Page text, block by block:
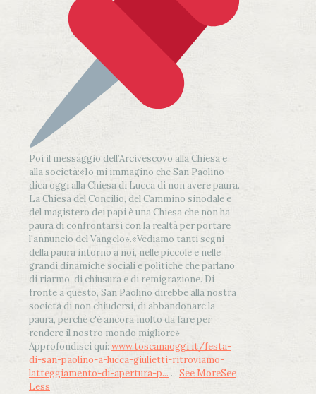
Poi il messaggio dell’Arcivescovo alla Chiesa e
alla società:«Io mi immagino che San Paolino
dica oggi alla Chiesa di Lucca di non avere paura.
La Chiesa del Concilio, del Cammino sinodale e
del magistero dei papi è una Chiesa che non ha
paura di confrontarsi con la realtà per portare
l'annuncio del Vangelo».«Vediamo tanti segni
della paura intorno a noi, nelle piccole e nelle
grandi dinamiche sociali e politiche che parlano
di riarmo, di chiusura e di remigrazione. Di
fronte a questo, San Paolino direbbe alla nostra
società di non chiudersi, di abbandonare la
paura, perché c'è ancora molto da fare per
rendere il nostro mondo migliore»
Approfondisci qui: www.toscanaoggi.it/festa-
di-san-paolino-a-lucca-giulietti-ritroviamo-
latteggiamento-di-apertura-p... ... See MoreSee
Less